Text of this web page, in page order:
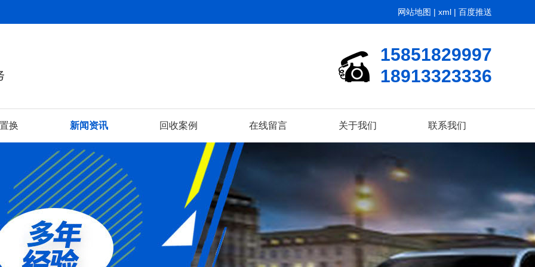
网站地图 | xml | 百度推送
15851829997
18913323336
换 新闻资讯 回收案例 在线留言 关于我们 联系我们